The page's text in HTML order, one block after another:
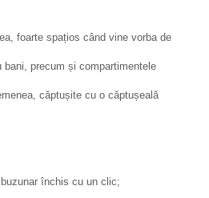
foarte spațios când vine vorba de
bani, precum și compartimentele
căptușite cu o căptușeală
închis cu un clic;